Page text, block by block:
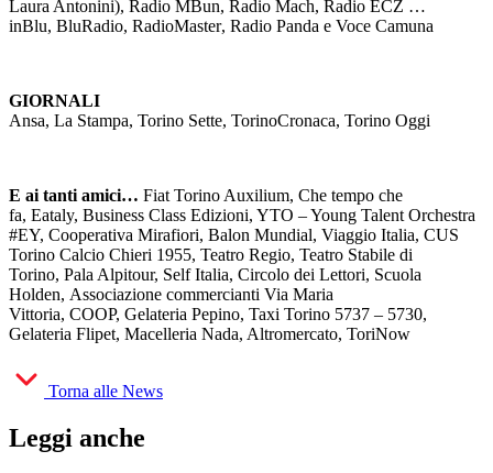
Laura Antonini), Radio MBun, Radio Mach, Radio ECZ …
inBlu, BluRadio, RadioMaster, Radio Panda e Voce Camuna
GIORNALI
Ansa, La Stampa, Torino Sette, TorinoCronaca, Torino Oggi
E ai tanti amici… Fiat Torino Auxilium, Che tempo che
fa, Eataly, Business Class Edizioni, YTO – Young Talent Orchestra
#EY, Cooperativa Mirafiori, Balon Mundial, Viaggio Italia, CUS
Torino Calcio Chieri 1955, Teatro Regio, Teatro Stabile di
Torino, Pala Alpitour, Self Italia, Circolo dei Lettori, Scuola
Holden, Associazione commercianti Via Maria
Vittoria, COOP, Gelateria Pepino, Taxi Torino 5737 – 5730,
Gelateria Flipet, Macelleria Nada, Altromercato, ToriNow
Torna alle News
Leggi anche